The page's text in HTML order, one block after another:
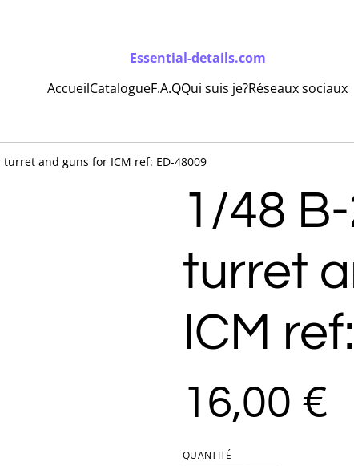
Essential-details.com
AccueilCatalogueF.A.QQui suis je?Réseaux sociaux
and guns for ICM ref: ED-48009
1/48
turret
ICM
16,00 €
QUANTITÉ